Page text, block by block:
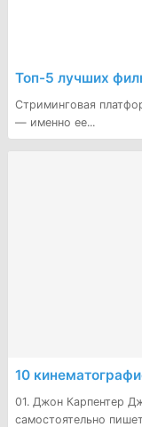
Топ-5 лучших
Стриминговая
— именно ее...
10
01. Джон Карпентер
самостоятельно